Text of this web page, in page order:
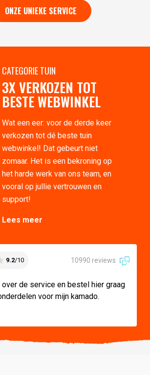
ONZE UNIEKE SERVICE
CATEGORIE TUIN
3X VERKOZEN TOT
BESTE WEBWINKEL
Wat een eer: voor de derde keer
verkozen tot dé beste tuin
webwinkel! Dat gebeurt niet
zomaar. Het is een bekroning op
het harde werk van ons team, en
vooral op jullie vertrouwen en
support!
Lees meer
9.2/10 10990 reviews
de service en bestel hier graag
voor mijn kamado.